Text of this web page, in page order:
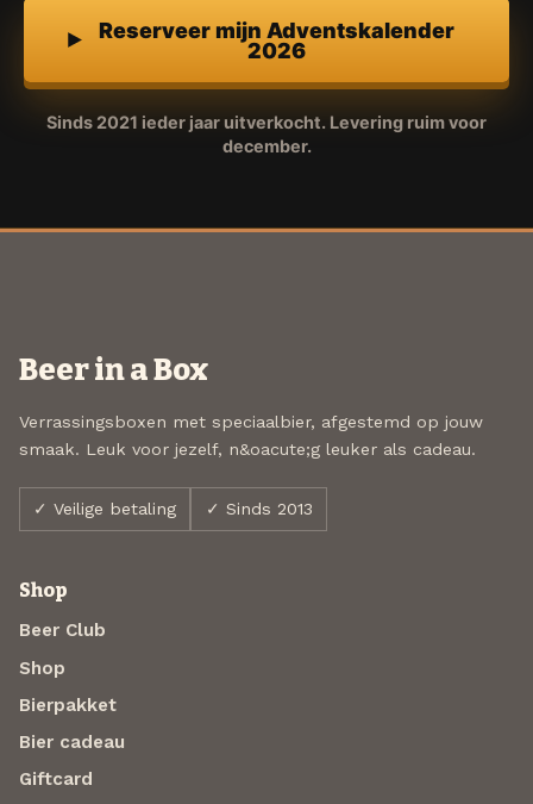
Reserveer mijn Adventskalender
2026
Sinds 2021 ieder jaar uitverkocht. Levering ruim voor
december.
Beer in a Box
Verrassingsboxen met speciaalbier, afgestemd op jouw
smaak. Leuk voor jezelf, n&oacute;g leuker als cadeau.
✓ Veilige betaling ✓ Sinds 2013
Shop
Beer Club
Shop
Bierpakket
Bier cadeau
Giftcard